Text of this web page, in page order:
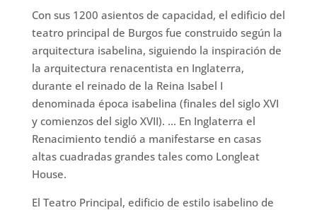
Con sus 1200 asientos de capacidad, el edificio del
teatro principal de Burgos fue construido según la
arquitectura isabelina, siguiendo la inspiración de
la arquitectura renacentista en Inglaterra,
durante el reinado de la Reina Isabel I
denominada época isabelina (finales del siglo XVI
y comienzos del siglo XVII). … En Inglaterra el
Renacimiento tendió a manifestarse en casas
altas cuadradas grandes tales como Longleat
House.
El Teatro Principal, edificio de estilo isabelino de